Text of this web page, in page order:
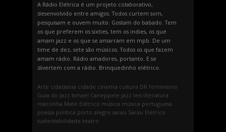
A Rádio Elétrica é um projeto colaborativo,
desenvolvido entre amigos. Todos curtem som,
pesquisam e ouvem muito. Gostam do babado. Tem
os que preferem os sixties, tem os indies, os que
amam jazz e os que se amarram em mpb. De um
time de dez, sete são músicos. Todos os que fazem
amam rádio. Rádio amadores, portanto. E se
divertem com a rádio. Brinquedinho elétrico.
Arte cidadania cidade cinema cultura DR feminismo
Guia do Jazz Ismael Caneppele jazz leis literatura
maconha Mate Elétrico música música portuguesa
poesia política porto alegre sarau Sarau Elétrico
sustentabilidade teatro